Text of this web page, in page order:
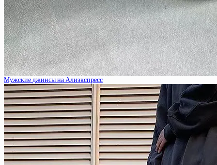
Мужские джинсы на Алиэкспресс